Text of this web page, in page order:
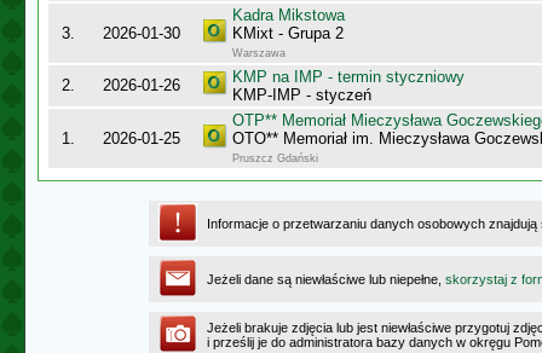
3. 2026-01-30
Kadra Mikstowa
KMixt - Grupa 2
Warszawa
2. 2026-01-26
KMP na IMP - termin styczniowy
KMP-IMP - styczeń
1. 2026-01-25
OTP** Memoriał Mieczysława
OTO** Memoriał im. Mieczysława
Pruszcz Gdański
Informacje o przetwarzaniu danych osobowych
Jeżeli dane są niewłaściwe lub niepełne, skorzystaj z
Jeżeli brakuje zdjęcia lub jest niewłaściwe przygotuj
i prześlij je do administratora bazy danych w okręgu